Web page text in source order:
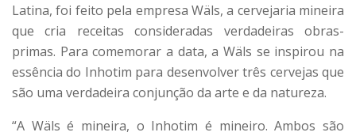
Latina, foi feito pela empresa Wäls, a cervejaria mineira
que cria receitas consideradas verdadeiras obras-
primas. Para comemorar a data, a Wäls se inspirou na
essência do Inhotim para desenvolver três cervejas que
são uma verdadeira conjunção da arte e da natureza.
“A Wäls é mineira, o Inhotim é mineiro. Ambos são